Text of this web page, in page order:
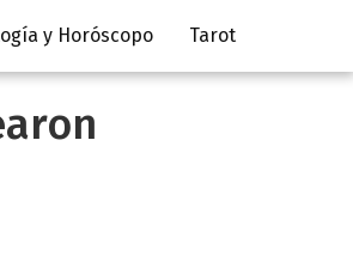
y Horóscopo Tarot